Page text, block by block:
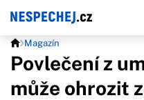
Magazín
Povlečení z
může ohrozit